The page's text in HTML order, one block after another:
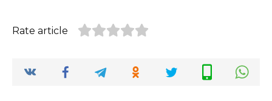
Rate article